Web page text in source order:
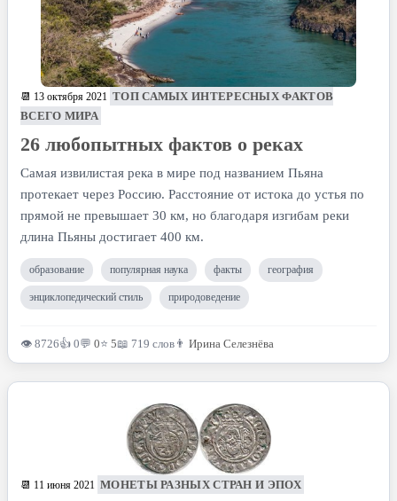
📆 13 октября 2021 ТОП САМЫХ ИНТЕРЕСНЫХ ФАКТОВ
ВСЕГО МИРА
26 любопытных фактов о реках
Самая извилистая река в мире под названием Пьяна
протекает через Россию. Расстояние от истока до устья по
прямой не превышает 30 км, но благодаря изгибам реки
длина Пьяны достигает 400 км.
образование популярная наука факты география
энциклопедический стиль природоведение
👁 8726👍 0💬 0⭐ 5📖 719 слов 👨 Ирина Селезнёва
📆 11 июня 2021 МОНЕТЫ РАЗНЫХ СТРАН И ЭПОХ